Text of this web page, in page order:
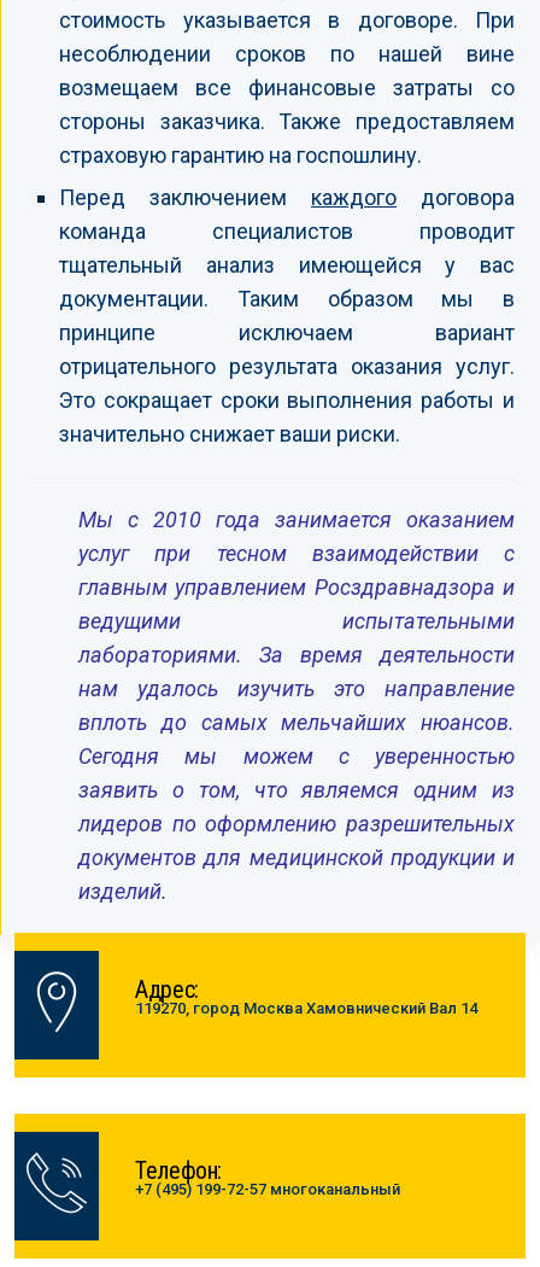
стоимость указывается в договоре. При
несоблюдении сроков по нашей вине
возмещаем все финансовые затраты со
стороны заказчика. Также предоставляем
страховую гарантию на госпошлину.
Перед заключением каждого договора
команда специалистов проводит
тщательный анализ имеющейся у вас
документации. Таким образом мы в
принципе исключаем вариант
отрицательного результата оказания услуг.
Это сокращает сроки выполнения работы и
значительно снижает ваши риски.
Мы с 2010 года занимается оказанием
услуг при тесном взаимодействии с
главным управлением Росздравнадзора и
ведущими испытательными
лабораториями. За время деятельности
нам удалось изучить это направление
вплоть до самых мельчайших нюансов.
Сегодня мы можем с уверенностью
заявить о том, что являемся одним из
лидеров по оформлению разрешительных
документов для медицинской продукции и
изделий.
Адрес:
119270, город Москва Хамовнический Вал 14
Телефон:
+7 (495) 199-72-57 многоканальный